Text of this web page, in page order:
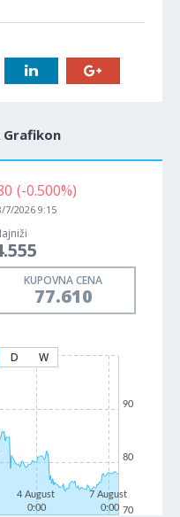
Grafikon
(-0.507%)
7/2026 9:15
KUPOVNA CENA
77.605
D W
4 August
0:00
7 August
0:00 70
80
90